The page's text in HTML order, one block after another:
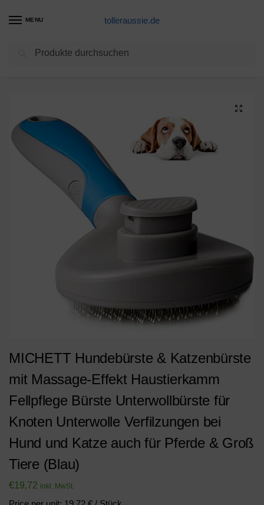
MENU tolleraussie.de
Hundepflege Produkte / MICHETT Hundebürste & Katzenbürste mit Massage-Effekt Haustierkamm Fellpflege Bürste Unterwollbürste für Knoten Unterwolle Verfilzungen bei Hund und Katze auch für Pferde & Groß Tiere (Blau)
MICHETT Hundebürste & Katzenbürste
mit Massage-Effekt Haustierkamm
Fellpflege Bürste Unterwollbürste für
Knoten Unterwolle Verfilzungen bei
Hund und Katze auch für Pferde & Groß
Tiere (Blau)
€19,72 inkl. MwSt.